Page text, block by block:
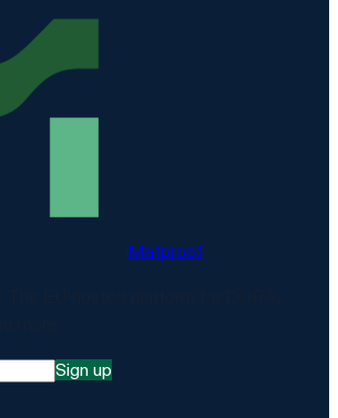
Matproof
Sign up